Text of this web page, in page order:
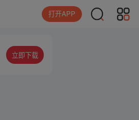
打开APP
立即下载